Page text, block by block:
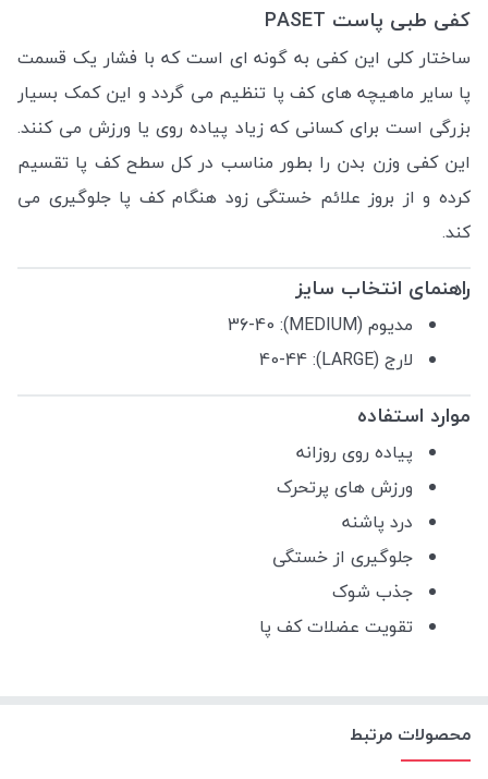
کفی طبی پاست PASET
ساختار کلی این کفی به گونه ای است که با فشار یک قسمت
پا سایر ماهیچه های کف پا تنظیم می گردد و این کمک بسیار
بزرگی است برای کسانی که زیاد پیاده روی یا ورزش می کنند.
این کفی وزن بدن را بطور مناسب در کل سطح کف پا تقسیم
کرده و از بروز علائم خستگی زود هنگام کف پا جلوگیری می
کند.
راهنمای انتخاب سایز
مدیوم (MEDIUM): 36-40
لارج (LARGE): 40-44
موارد استفاده
پیاده روی روزانه
ورزش های پرتحرک
درد پاشنه
جلوگیری از خستگی
جذب شوک
تقویت عضلات کف پا
محصولات مرتبط